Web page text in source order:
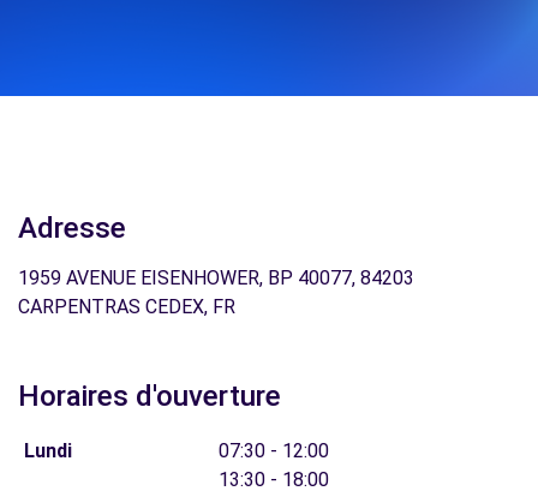
Adresse
1959 AVENUE EISENHOWER, BP 40077, 84203
CARPENTRAS CEDEX, FR
Horaires d'ouverture
Lundi
07:30 - 12:00
13:30 - 18:00